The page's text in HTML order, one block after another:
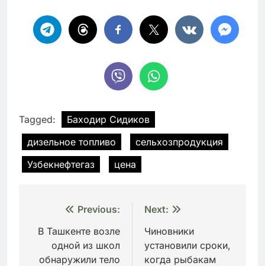
Tagged:
Баходир Сидиков
дизельное топливо
сельхозпродукция
Узбекнефтегаз
цена
Навигация
по
записям
Previous:
В Ташкенте возле
одной из школ
обнаружили тело
Next:
Чиновники
установили сроки,
когда рыбакам